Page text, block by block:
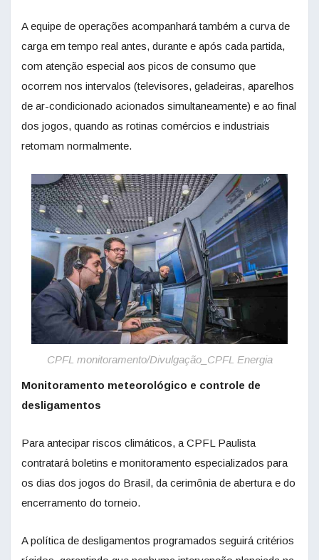
A equipe de operações acompanhará também a curva de
carga em tempo real antes, durante e após cada partida,
com atenção especial aos picos de consumo que
ocorrem nos intervalos (televisores, geladeiras, aparelhos
de ar-condicionado acionados simultaneamente) e ao final
dos jogos, quando as rotinas comércios e industriais
retomam normalmente.
CPFL monitoramento/Divulgação_CPFL Energia
Monitoramento meteorológico e controle de
desligamentos
Para antecipar riscos climáticos, a CPFL Paulista
contratará boletins e monitoramento especializados para
os dias dos jogos do Brasil, da cerimônia de abertura e do
encerramento do torneio.
A política de desligamentos programados seguirá critérios